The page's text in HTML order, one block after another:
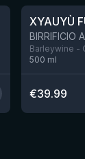
XYAUYÙ
Barleywine -
500 ml
€39.99